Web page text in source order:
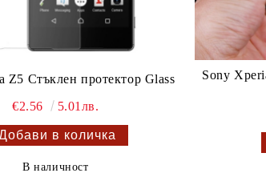
Z5 Стъклен протектор Glass
€2.56 5.01лв.
В наличност
Sony